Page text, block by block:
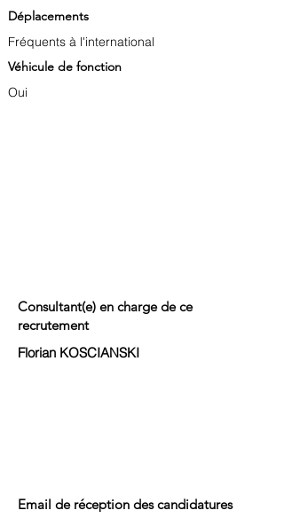
Déplacements
Fréquents à l'international
Véhicule de fonction
Oui
Consultant(e) en charge de ce
recrutement
Florian KOSCIANSKI
Email de réception des candidatures